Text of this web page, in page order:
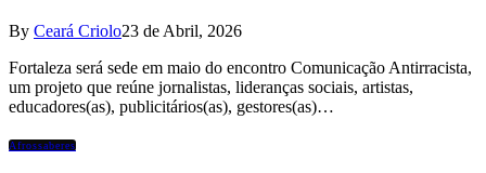
By Ceará Criolo23 de Abril, 2026
Fortaleza será sede em maio do encontro Comunicação Antirracista,
um projeto que reúne jornalistas, lideranças sociais, artistas,
educadores(as), publicitários(as), gestores(as)…
Afrossaberes